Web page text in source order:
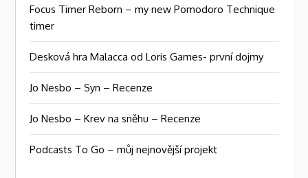
Focus Timer Reborn – my new Pomodoro Technique
timer
Desková hra Malacca od Loris Games- první dojmy
Jo Nesbo – Syn – Recenze
Jo Nesbo – Krev na sněhu – Recenze
Podcasts To Go – můj nejnovější projekt